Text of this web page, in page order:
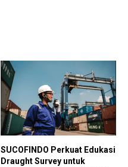
SUCOFINDO Perkuat Edukasi
Draught Survey untuk